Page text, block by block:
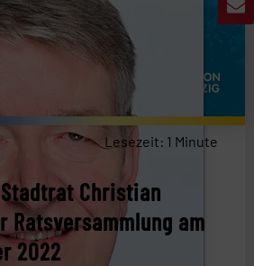
Lesezeit: 1 Minute
Christian
Ratsversammlung am
2022